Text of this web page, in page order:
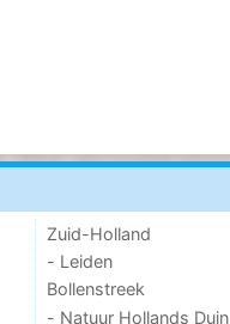
Zuid-Holland
- Leiden
Bollenstreek
- Natuur Hollands Duin